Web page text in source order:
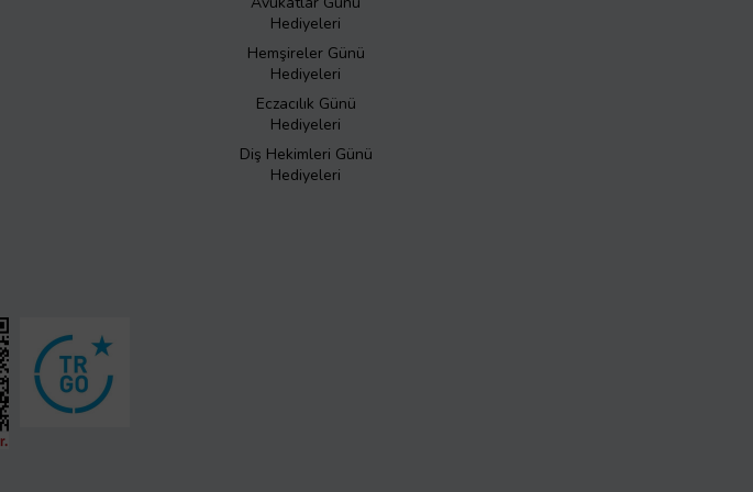
Hediyeleri
Hemşireler Günü
Hediyeleri
Eczacılık Günü
Hediyeleri
Diş Hekimleri Günü
Hediyeleri